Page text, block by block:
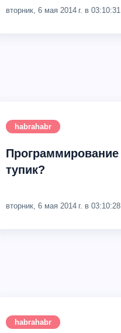
вторник, 6 мая 2014 г. в 03:10:31
habrahabr
Программирование — карьерный
тупик?
вторник, 6 мая 2014 г. в 03:10:28
habrahabr